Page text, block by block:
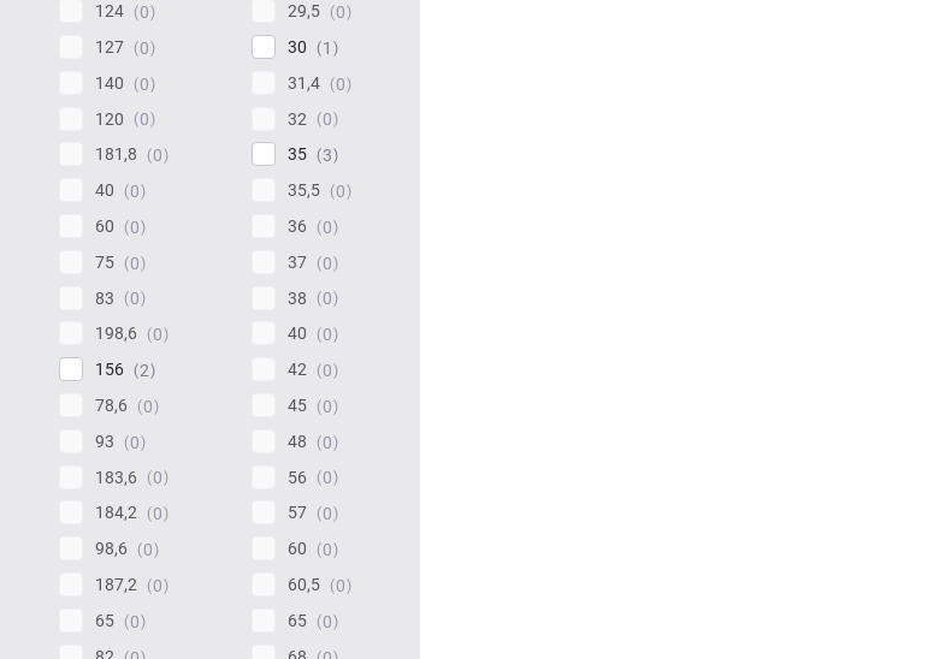
124
0
127
0
140
0
120
0
181,8
0
40
0
60
0
75
0
83
0
198,6
0
156
2
78,6
0
93
0
183,6
0
184,2
0
98,6
0
187,2
0
65
0
29,5
0
30
1
31,4
0
32
0
35
3
35,5
0
36
0
37
0
38
0
40
0
42
0
45
0
48
0
56
0
57
0
60
0
60,5
0
65
0